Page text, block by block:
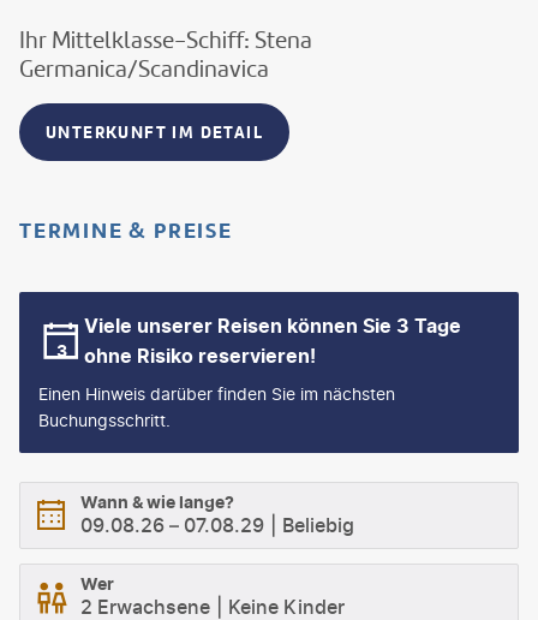
Ihr Mittelklasse-Schiff: Stena
Germanica/Scandinavica
UNTERKUNFT IM DETAIL
TERMINE & PREISE
Viele unserer Reisen können Sie 3 Tage
ohne Risiko reservieren!
Einen Hinweis darüber finden Sie im nächsten
Buchungsschritt.
Wann & wie lange?
09.08.26 – 07.08.29 Beliebig
Wer
2 Erwachsene Keine Kinder